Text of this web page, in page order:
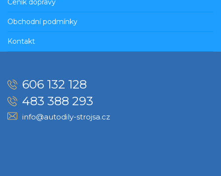
Ceník dopravy
Obchodní podmínky
Kontakt
606 132 128
483 388 293
info@autodily-strojsa.cz